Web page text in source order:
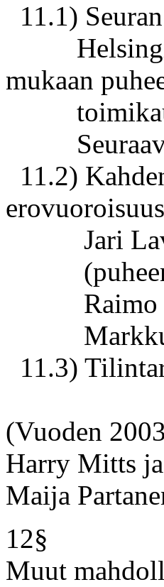
11.1)
Helsingin
mukaan
Seuraavan
11.2)
Jari
Raimo
Markku
11.3)
(Vuoden
Harry Mitts
Maija
12§
Muut